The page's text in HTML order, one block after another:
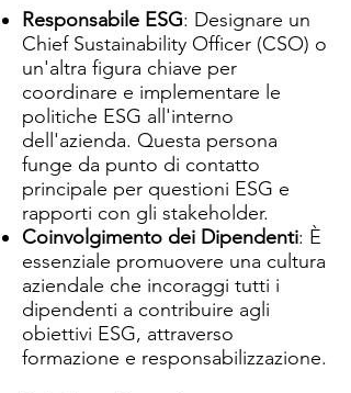
Responsabile ESG: Designare un
Chief Sustainability Officer (CSO) o
un'altra figura chiave per
coordinare e implementare le
politiche ESG all'interno
dell'azienda. Questa persona
funge da punto di contatto
principale per questioni ESG e
rapporti con gli stakeholder.
Coinvolgimento dei Dipendenti: È
essenziale promuovere una cultura
aziendale che incoraggi tutti i
dipendenti a contribuire agli
obiettivi ESG, attraverso
formazione e responsabilizzazione.